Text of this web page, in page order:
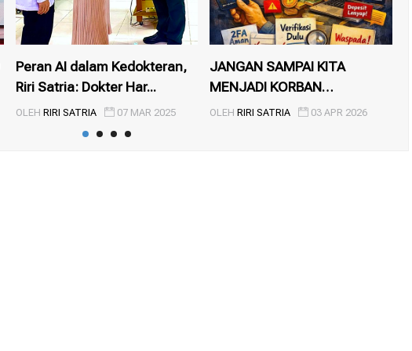
Peran AI dalam Kedokteran,
Riri Satria: Dokter Har...
OLEH RIRI SATRIA 07 MAR 2025
JANGAN SAMPAI KITA
MENJADI KORBAN
BERIKUTNYA
OLEHRIRI SATRIA 03 APR 2026